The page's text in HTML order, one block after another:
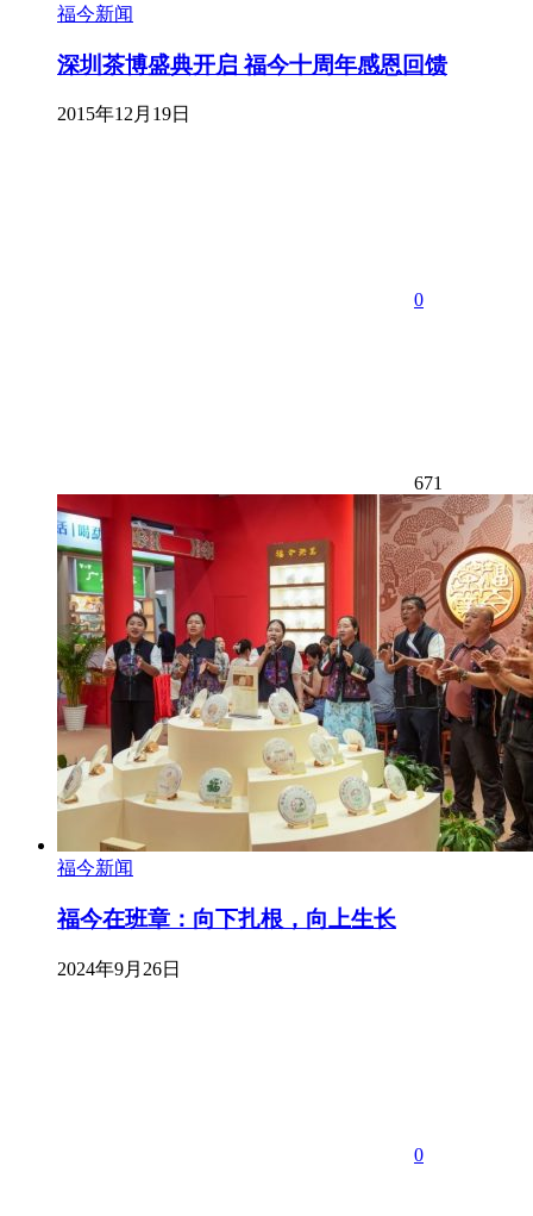
福今新闻
深圳茶博盛典开启 福今十周年感恩回馈
2015年12月19日
0
671
福今新闻
福今在班章：向下扎根，向上生长
2024年9月26日
0